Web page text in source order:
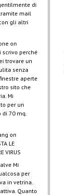
di
mail
gli altri
on
scrivo perché
trovare un
senza
aperte
sito che
Mi
per un
70 mq.
on
LE
VIRUS
Mi
per
in vetrina.
Quanto